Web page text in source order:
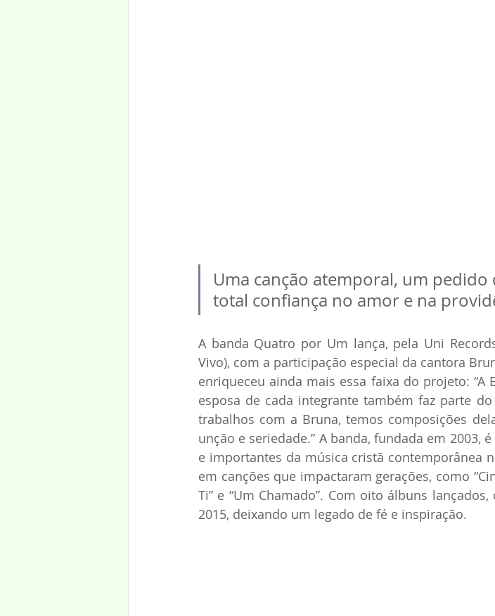
Uma canção atemporal, um
total confiança no amor e na
A banda Quatro por Um lança, pela Uni
Vivo), com a participação especial da cantora
enriqueceu ainda mais essa faixa do projeto: “A
esposa de cada integrante também faz parte
trabalhos com a Bruna, temos composições
unção e seriedade.” A banda, fundada em 2003,
e importantes da música cristã contemporânea
em canções que impactaram gerações, como
Ti” e “Um Chamado”. Com oito álbuns
2015, deixando um legado de fé e inspiração.